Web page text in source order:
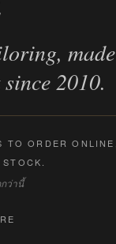
made
2010.
TO ORDER ONLINE,
ว่านี้